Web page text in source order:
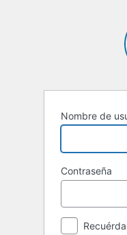
Nombre de
Contraseña